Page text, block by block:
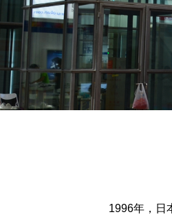
1996年，日本